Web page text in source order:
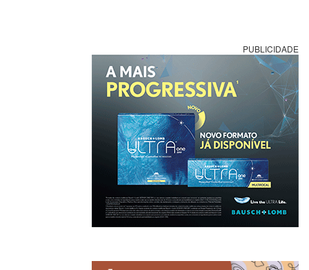
PUBLICIDADE